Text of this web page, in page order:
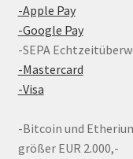
-Apple Pay
-Google Pay
-SEPA
-Mastercard
-Visa
-Bitcoin und
größer EUR 2.000,-